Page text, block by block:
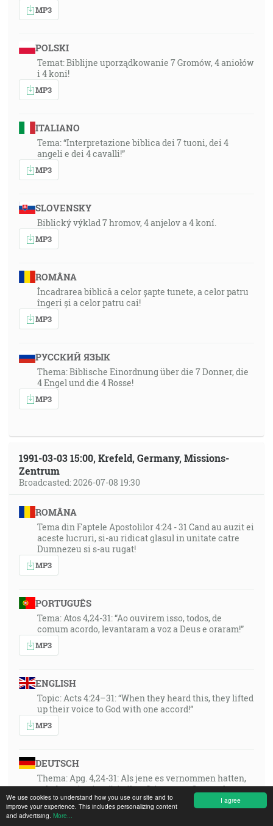
I agree
We use cookies to understand how you use our site and to
improve your experience. This includes personalizing content
and advertising. More...
MP3
POLSKI
Temat: Biblijne uporządkowanie 7 Gromów, 4 aniołów
i 4 koni!
MP3
ITALIANO
Tema: “Interpretazione biblica dei 7 tuoni, dei 4
angeli e dei 4 cavalli!”
MP3
SLOVENSKY
Biblický výklad 7 hromov, 4 anjelov a 4 koní.
MP3
ROMÂNA
Încadrarea biblică a celor șapte tunete, a celor patru
îngeri și a celor patru cai!
MP3
РУССКИЙ ЯЗЫК
Thema: Biblische Einordnung über die 7 Donner, die
4 Engel und die 4 Rosse!
MP3
1991-03-03 15:00, Krefeld, Germany, Missions-
Zentrum
Broadcasted: 2026-07-08 19:30
ROMÂNA
Tema din Faptele Apostolilor 4:24 - 31 Cand au auzit ei
aceste lucruri, si-au ridicat glasul in unitate catre
Dumnezeu si s-au rugat!
MP3
PORTUGUÊS
Tema: Atos 4,24-31: “Ao ouvirem isso, todos, de
comum acordo, levantaram a voz a Deus e oraram!”
MP3
ENGLISH
Topic: Acts 4:24–31: “When they heard this, they lifted
up their voice to God with one accord!”
MP3
DEUTSCH
Thema: Apg. 4,24-31: Als jene es vernommen hatten,
erhoben sie einmütig ihre Stimme zu Gott und
beteten!
MP3